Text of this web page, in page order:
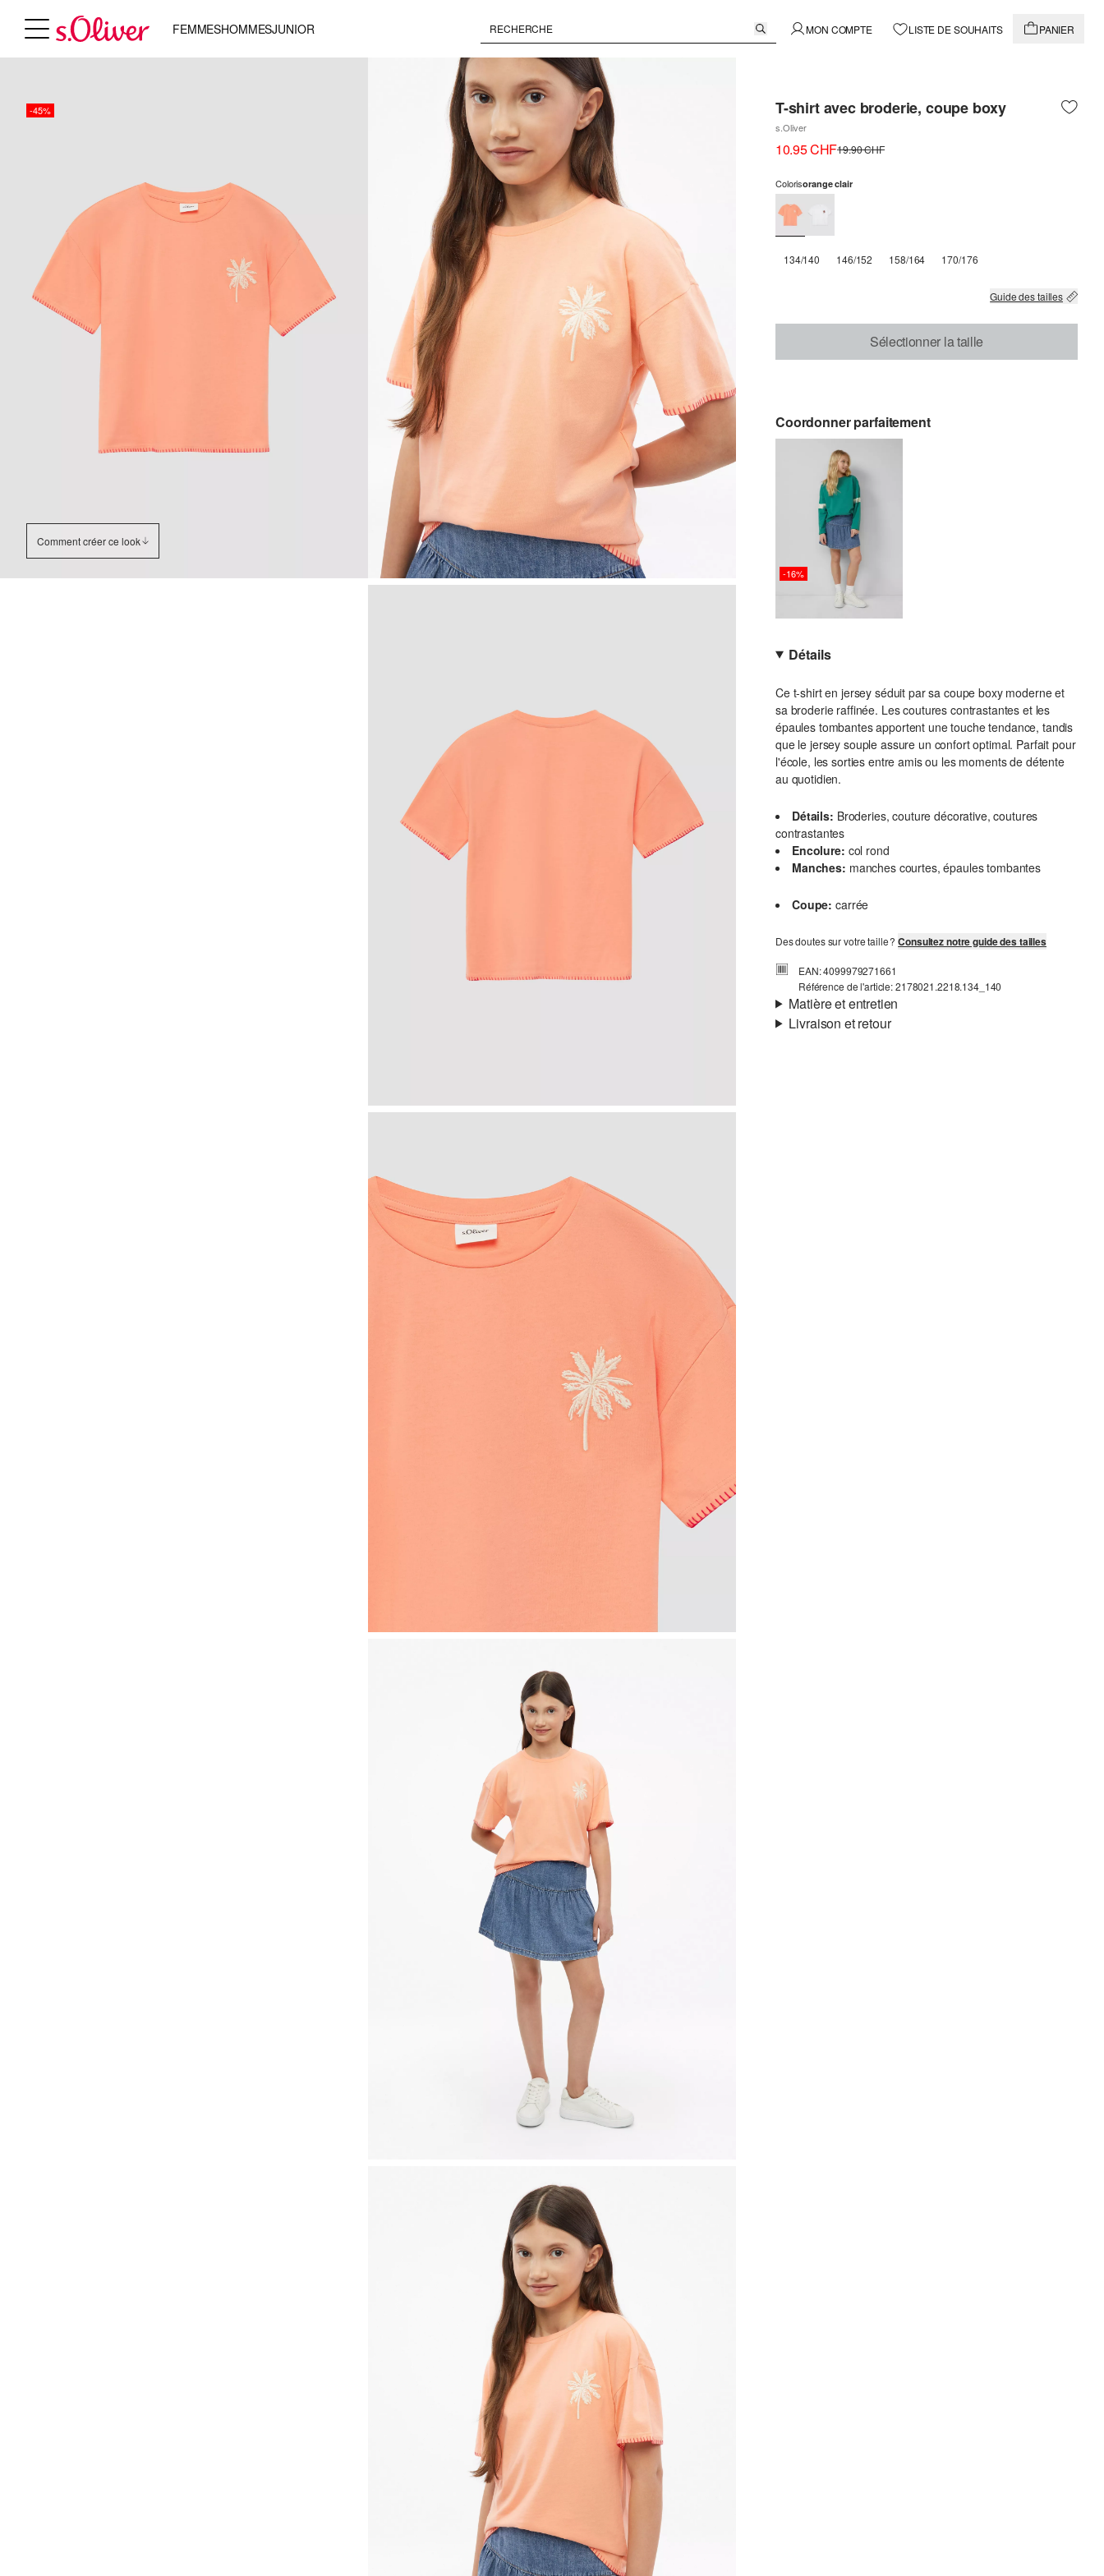
FEMMESHOMMESJUNIOR MON COMPTE LISTE DE SOUHAITS PANIER
-45%
Comment créer ce look
T-shirt avec broderie, coupe boxy
s.Oliver
10.95 CHF19.90 CHF
Colorisorange clair
134/140 146/152 158/164 170/176
Guide des tailles
Sélectionner la taille
Coordonner parfaitement
-16%
Détails
Ce t-shirt en jersey séduit par sa coupe boxy moderne et
sa broderie raffinée. Les coutures contrastantes et les
épaules tombantes apportent une touche tendance, tandis
que le jersey souple assure un confort optimal. Parfait pour
l'école, les sorties entre amis ou les moments de détente
au quotidien.
Détails: Broderies, couture décorative, coutures
contrastantes
Encolure: col rond
Manches: manches courtes, épaules tombantes
Coupe: carrée
Des doutes sur votre taille ?Consultez notre guide des tailles
EAN: 4099979271661
Référence de l'article: 2178021.2218.134_140
Matière et entretien
Livraison et retour